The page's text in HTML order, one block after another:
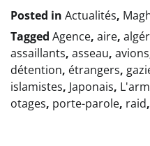
Posted in Actualités,
Tagged Agence, aire,
assaillants, asseau, avions
détention, étrangers,
islamistes, Japonais,
otages, porte-parole, raid,